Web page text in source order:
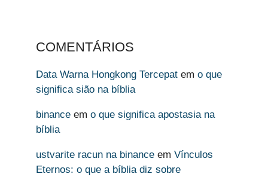
COMENTÁRIOS
Data Warna Hongkong Tercepat em o que
significa sião na bíblia
binance em o que significa apostasia na
bíblia
ustvarite racun na binance em Vínculos
Eternos: o que a bíblia diz sobre